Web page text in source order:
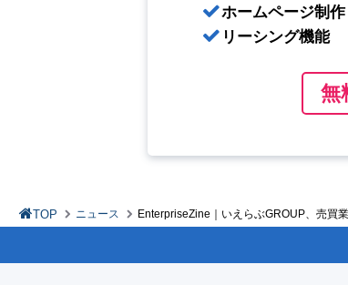
ホームページ制作
リーシング機能
無
TOP ニュース EnterpriseZine｜いえらぶGROUP、売買